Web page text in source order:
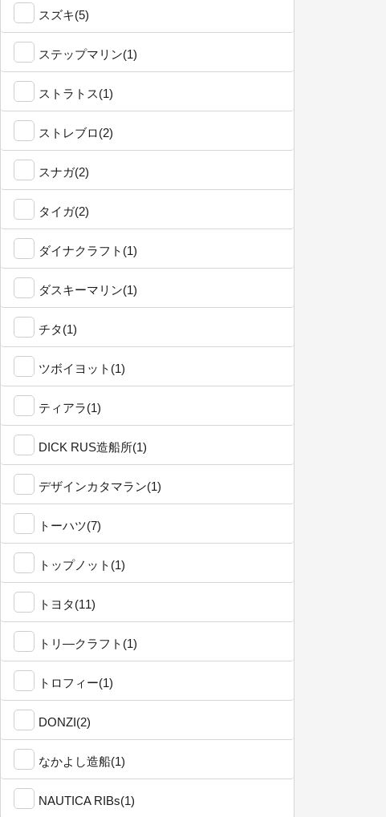
スズキ(5)
ステップマリン(1)
ストラトス(1)
ストレブロ(2)
スナガ(2)
タイガ(2)
ダイナクラフト(1)
ダスキーマリン(1)
チタ(1)
ツボイヨット(1)
ティアラ(1)
DICK RUS造船所(1)
デザインカタマラン(1)
トーハツ(7)
トップノット(1)
トヨタ(11)
トリ―クラフト(1)
トロフィー(1)
DONZI(2)
なかよし造船(1)
NAUTICA RIBs(1)